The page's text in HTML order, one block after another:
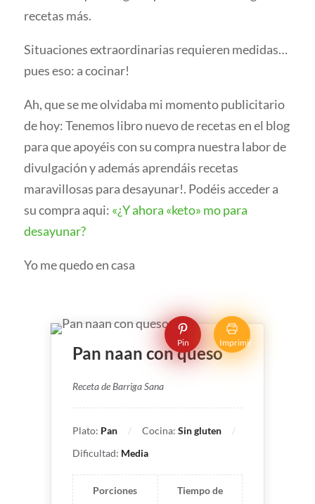
recetas más.
Situaciones extraordinarias requieren medidas…
pues eso: a cocinar!
Ah, que se me olvidaba mi momento publicitario
de hoy: Tenemos libro nuevo de recetas en el blog
para que apoyéis con su compra nuestra labor de
divulgación y además aprendáis recetas
maravillosas para desayunar!. Podéis acceder a
su compra aqui: «¿Y ahora «keto» mo para
desayunar?
Yo me quedo en casa
Pin Imprimir
Pan naan con queso
Receta de Barriga Sana
Plato: Pan Cocina: Sin gluten
Dificultad: Media
Porciones
Tiempo de